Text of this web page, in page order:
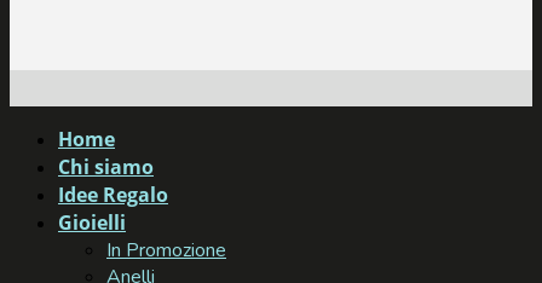
Home
Chi siamo
Idee Regalo
Gioielli
In Promozione
Anelli